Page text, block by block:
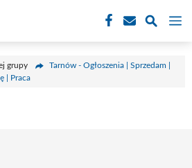
grupy
Tarnów - Ogłoszenia | Sprzedam |
| Praca